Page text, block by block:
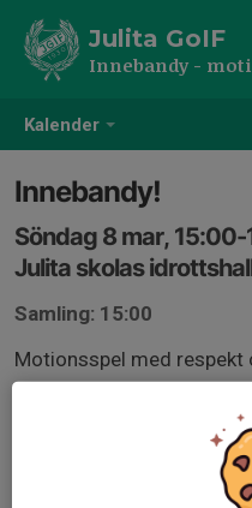
Kalender
Julita GoIF
Innebandy -
Innebandy!
Söndag 8 mar,
Julita skolas
Samling: 15:00
Motionsspel med respekt